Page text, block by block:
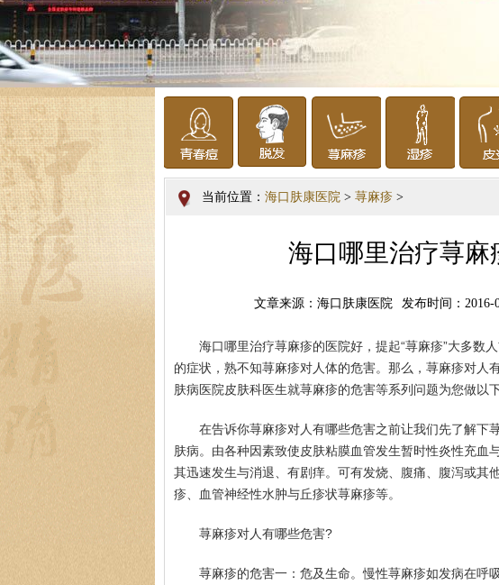
当前位置： 海口肤康医院 > 荨麻疹 >
海口哪里治疗荨麻
文章来源：海口肤康医院 发布时间：2016-
海口哪里治疗荨麻疹的医院好，提起“荨麻疹”大多数
的症状，熟不知荨麻疹对人体的危害。那么，荨麻疹对人
肤病医院皮肤科医生就荨麻疹的危害等系列问题为您做以
在告诉你荨麻疹对人有哪些危害之前让我们先了解下
肤病。由各种因素致使皮肤粘膜血管发生暂时性炎性充血
其迅速发生与消退、有剧痒。可有发烧、腹痛、腹泻或其
疹、血管神经性水肿与丘疹状荨麻疹等。
荨麻疹对人有哪些危害?
荨麻疹的危害一：危及生命。慢性荨麻疹如发病在呼